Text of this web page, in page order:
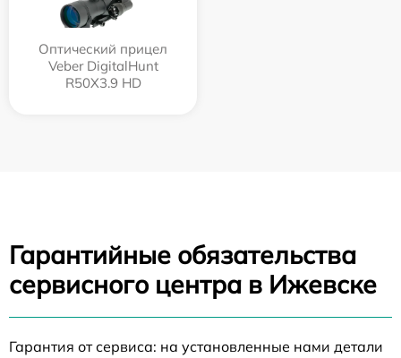
Оптический прицел
Veber DigitalHunt
R50X3.9 HD
Гарантийные обязательства
сервисного центра в Ижевске
Гарантия от сервиса: на установленные нами детали